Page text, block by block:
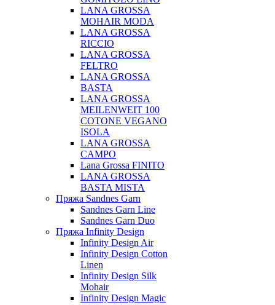
LANA GROSSA
MOHAIR MODA
LANA GROSSA
RICCIO
LANA GROSSA
FELTRO
LANA GROSSA
BASTA
LANA GROSSA
MEILENWEIT 100
COTONE VEGANO
ISOLA
LANA GROSSA
CAMPO
Lana Grossa FINITO
LANA GROSSA
BASTA MISTA
Пряжа Sandnes Garn
Sandnes Garn Line
Sandnes Garn Duo
Пряжа Infinity Design
Infinity Design Air
Infinity Design Cotton
Linen
Infinity Design Silk
Mohair
Infinity Design Magic